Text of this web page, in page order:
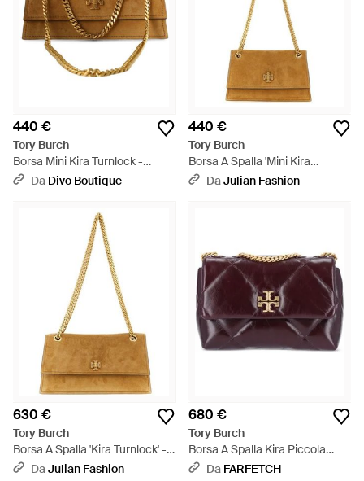
440 €
Tory Burch
Borsa Mini Kira Turnlock -
Marrone
Da Divo Boutique
440 €
Tory Burch
Borsa A Spalla 'Mini Kira
Turnlock' - Neutro
DaJulian Fashion
630 €
Tory Burch
Borsa A Spalla 'Kira Turnlock' -
Metallizzato
DaJulian Fashion
680 €
Tory Burch
Borsa A Spalla Kira Piccola
Trapuntata - Viola
Da FARFETCH